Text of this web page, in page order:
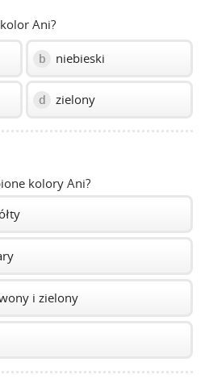
Ani?
b niebieski
d zielony
kolory Ani?
i zielony